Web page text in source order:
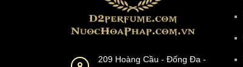
209 Hoàng Cầu - Đống Đa -